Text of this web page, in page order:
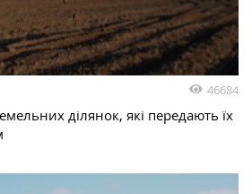
46684
ділянок, які передають їх